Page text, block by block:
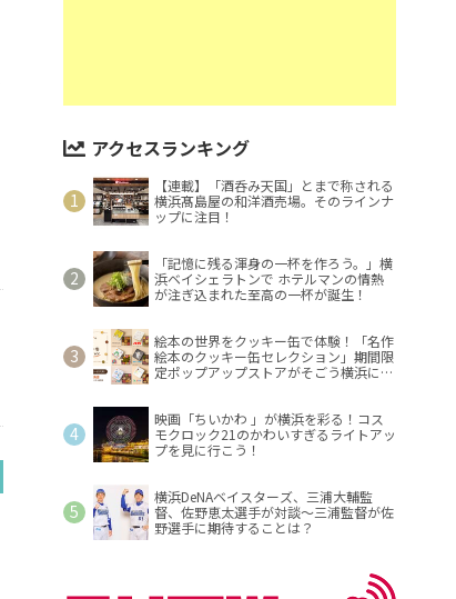
アクセスランキング
【連載】「酒呑み天国」とまで称される
横浜髙島屋の和洋酒売場。そのラインナ
ップに注目！
「記憶に残る渾身の一杯を作ろう。」横
浜ベイシェラトンで ホテルマンの情熱
が注ぎ込まれた至高の一杯が誕生！
絵本の世界をクッキー缶で体験！「名作
絵本のクッキー缶セレクション」期間限
定ポップアップストアがそごう横浜に登
映画「ちいかわ 」が横浜を彩る！コス
モクロック21のかわいすぎるライトアッ
プを見に行こう！
横浜DeNAベイスターズ、三浦大輔監
督、佐野恵太選手が対談～三浦監督が佐
野選手に期待することは？